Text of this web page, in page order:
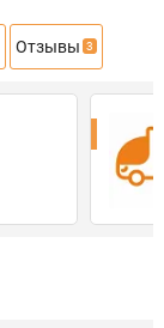
Отзывы 3